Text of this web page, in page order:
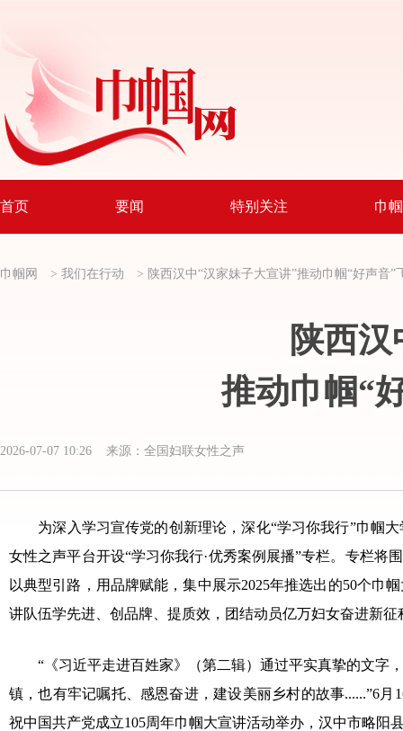
首页 要闻 特别关注 巾
巾帼网 > 我们在行动 > 陕西汉中“汉家妹子大宣讲”推动巾帼“好声音”
陕西
推动巾帼“
2026-07-07 10:26 来源：全国妇联女性之声
为深入学习宣传党的创新理论，深化“学习你我行”巾帼大
女性之声平台开设“学习你我行·优秀案例展播”专栏。专栏将
以典型引路，用品牌赋能，集中展示2025年推选出的50个巾
讲队伍学先进、创品牌、提质效，团结动员亿万妇女奋进新
“《习近平走进百姓家》（第二辑）通过平实真挚的文字
镇，也有牢记嘱托、感恩奋进，建设美丽乡村的故事......”6
祝中国共产党成立105周年巾帼大宣讲活动举办，汉中市略